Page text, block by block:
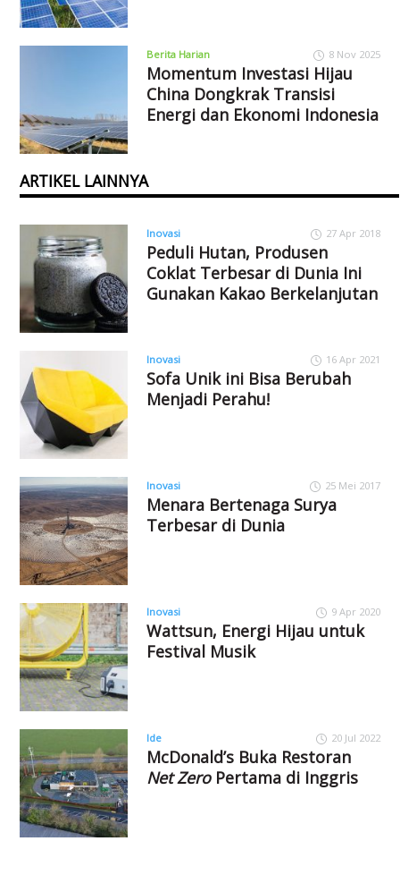
Berita Harian 8 Nov 2025
Momentum Investasi Hijau
China Dongkrak Transisi
Energi dan Ekonomi Indonesia
ARTIKEL LAINNYA
Inovasi 27 Apr 2018
Peduli Hutan, Produsen
Coklat Terbesar di Dunia Ini
Gunakan Kakao Berkelanjutan
Inovasi 16 Apr 2021
Sofa Unik ini Bisa Berubah
Menjadi Perahu!
Inovasi 25 Mei 2017
Menara Bertenaga Surya
Terbesar di Dunia
Inovasi 9 Apr 2020
Wattsun, Energi Hijau untuk
Festival Musik
Ide 20 Jul 2022
McDonald’s Buka Restoran
Net ZeroPertama di Inggris